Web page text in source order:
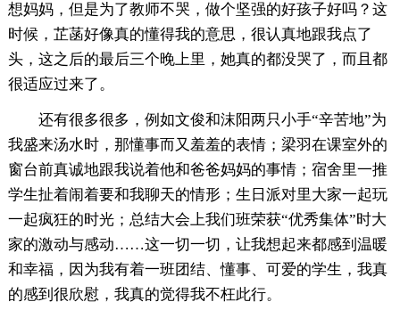
想妈妈，但是为了教师不哭，做个坚强的好孩子好吗？这
时候，芷菡好像真的懂得我的意思，很认真地跟我点了
头，这之后的最后三个晚上里，她真的都没哭了，而且都
很适应过来了。
还有很多很多，例如文俊和沫阳两只小手“辛苦地”为
我盛来汤水时，那懂事而又羞羞的表情；梁羽在课室外的
窗台前真诚地跟我说着他和爸爸妈妈的事情；宿舍里一推
学生扯着闹着要和我聊天的情形；生日派对里大家一起玩
一起疯狂的时光；总结大会上我们班荣获“优秀集体”时大
家的激动与感动……这一切一切，让我想起来都感到温暖
和幸福，因为我有着一班团结、懂事、可爱的学生，我真
的感到很欣慰，我真的觉得我不枉此行。